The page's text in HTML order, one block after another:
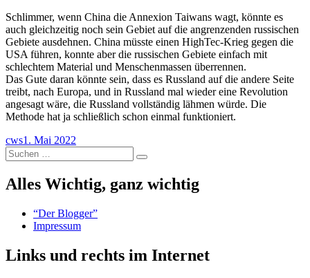
Schlimmer, wenn China die Annexion Taiwans wagt, könnte es
auch gleichzeitig noch sein Gebiet auf die angrenzenden russischen
Gebiete ausdehnen. China müsste einen HighTec-Krieg gegen die
USA führen, konnte aber die russischen Gebiete einfach mit
schlechtem Material und Menschenmassen überrennen.
Das Gute daran könnte sein, dass es Russland auf die andere Seite
treibt, nach Europa, und in Russland mal wieder eine Revolution
angesagt wäre, die Russland vollständig lähmen würde. Die
Methode hat ja schließlich schon einmal funktioniert.
Autor
cwsVeröffentlicht
am
1. Mai 2022
Suchen
nach:
Suchen
Alles Wichtig, ganz wichtig
“Der Blogger”
Impressum
Links und rechts im Internet